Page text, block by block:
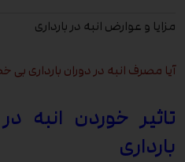
مزایا و عوارض انبه در بارداری
آیا مصرف انبه در دوران بارداری
تاثیر خوردن انبه
بارداری